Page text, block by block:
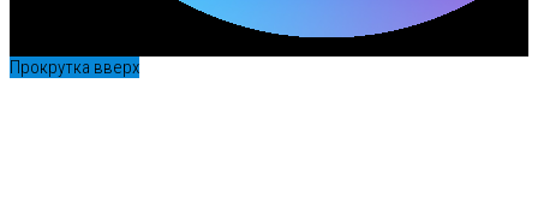
Прокрутка вверх